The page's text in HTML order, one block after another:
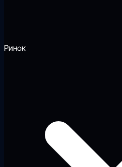
Ринок